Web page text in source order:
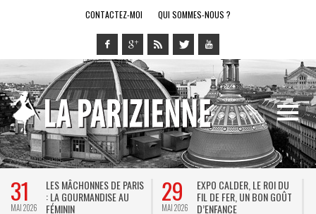
CONTACTEZ-MOI QUI SOMMES-NOUS ?
LE ROI DU
UN BON GOÛT
28
LE RING DE KATHARSY, UN
SPECTACLE EN FORME DE
14
MAI 2026
BREL ET LA
THÉÂTRE